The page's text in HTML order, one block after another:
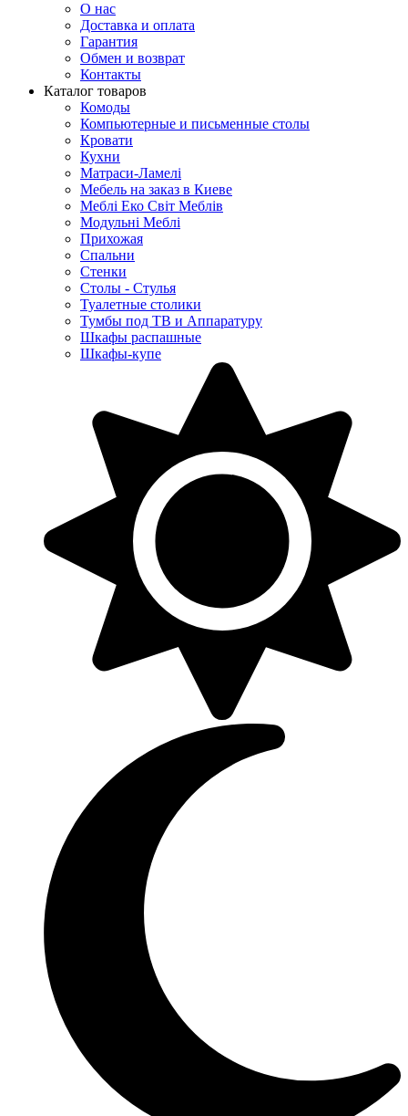
О нас
Доставка и оплата
Гарантия
Обмен и возврат
Контакты
Каталог товаров
Комоды
Компьютерные и письменные столы
Кровати
Кухни
Матраси-Ламелі
Мебель на заказ в Киеве
Меблі Еко Світ Меблів
Модульні Меблі
Прихожая
Спальни
Стенки
Столы - Стулья
Туалетные столики
Тумбы под ТВ и Аппаратуру
Шкафы распашные
Шкафы-купе